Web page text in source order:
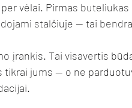
vėlai. Pirmas
stalčiuje — tai
įrankis. Tai visavertis
jums — o ne